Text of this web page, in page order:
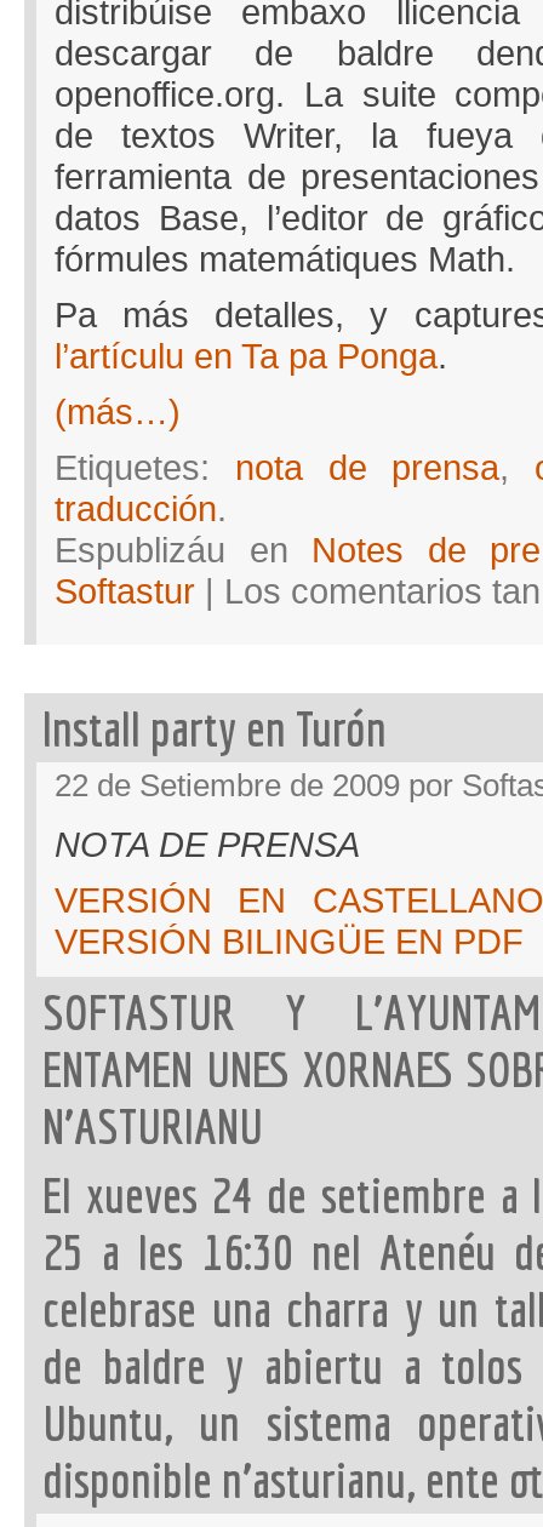
distribúise embaxo
descargar de baldre
openoffice.org. La suite
de textos Writer, la fueya
ferramienta de
datos Base, l’editor de
fórmules matemátiques Math.
Pa más detalles, y
l’artículu en Ta pa Ponga.
(más…)
Etiquetes: nota de prensa,
traducción.
Espublizáu en Notes de
Softastur | Los comentarios
Install party en Turón
22 de Setiembre de 2009 por
NOTA DE PRENSA
VERSIÓN EN CASTELLANO
VERSIÓN BILINGÜE EN PDF
SOFTASTUR Y
ENTAMEN UNES XORNAES
N’ASTURIANU
El xueves 24 de setiembre
25 a les 16:30 nel Atenéu
celebrase una charra y un
de baldre y abiertu a tolos
Ubuntu, un sistema
disponible n’asturianu, ente